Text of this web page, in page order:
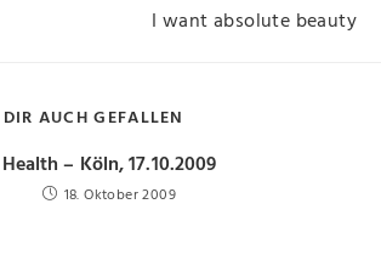
I want absolute beauty
AUCH GEFALLEN
Health – Köln, 17.10.2009
18. Oktober 2009